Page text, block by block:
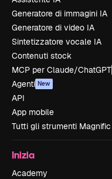
Generatore di immagini IA
Generatore di video IA
Sintetizzatore vocale IA
Contenuti stock
MCP per Claude/ChatGPT
Agenti New
API
App mobile
Tutti gli strumenti Magnific
Inizia
Academy